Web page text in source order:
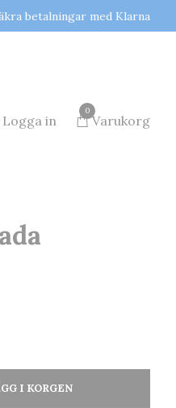
betalningar med Klarna
Logga in
0
Varukorg
I KORGEN